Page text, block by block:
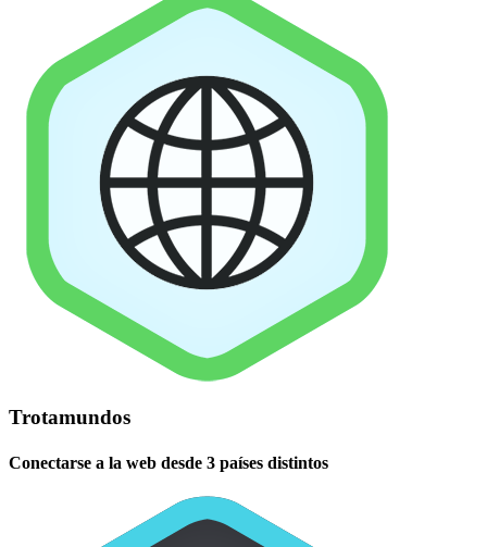
Trotamundos
Conectarse a la web desde 3 países distintos